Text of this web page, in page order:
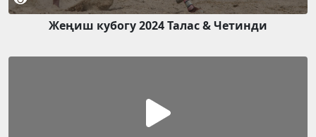
Жеңиш кубогу 2024 Талас & Четинди